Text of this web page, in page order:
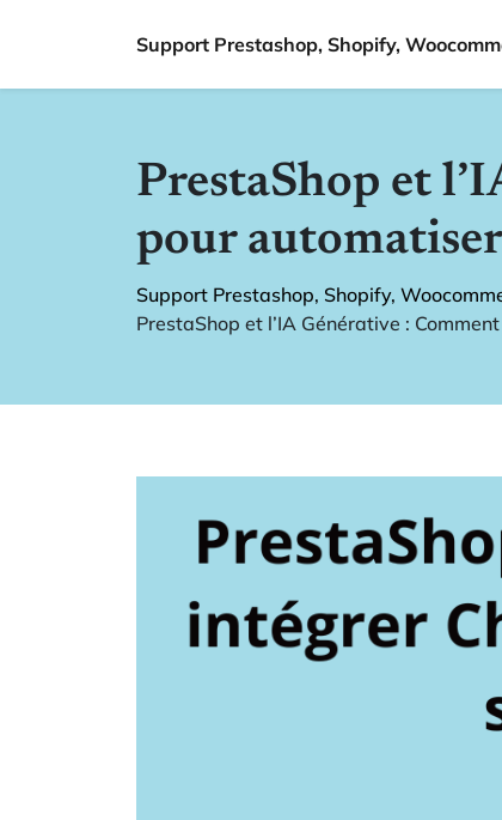
Support Prestashop, Shopify,
PrestaShop et
pour
Support Prestashop, Shopify,
PrestaShop et l’IA Générative :